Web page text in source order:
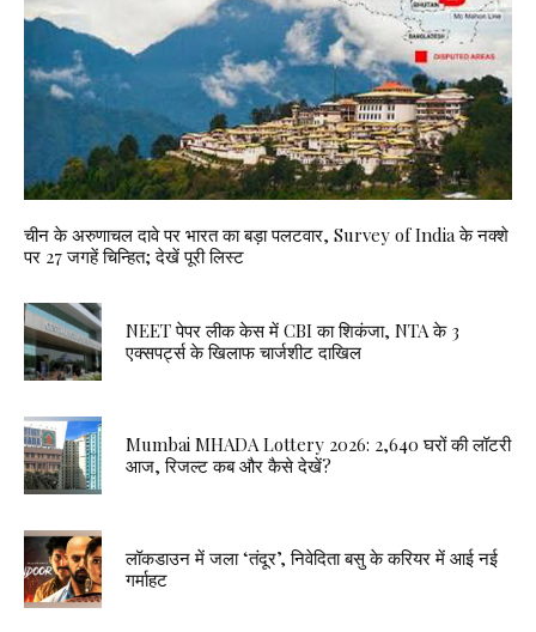
चीन के अरुणाचल दावे पर भारत का बड़ा पलटवार, Survey of India के नक्शे
पर 27 जगहें चिन्हित; देखें पूरी लिस्ट
NEET पेपर लीक केस में CBI का शिकंजा, NTA के 3
एक्सपर्ट्स के खिलाफ चार्जशीट दाखिल
Mumbai MHADA Lottery 2026: 2,640 घरों की लॉटरी
आज, रिजल्ट कब और कैसे देखें?
लॉकडाउन में जला ‘तंदूर’, निवेदिता बसु के करियर में आई नई
गर्माहट